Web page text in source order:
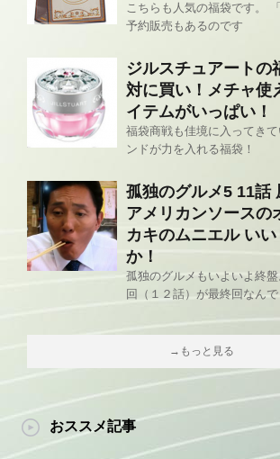
こちらも人気の福袋です。
予約販売もあるのです
ジルスチュアートの
対に買い！メチャ使
イテムがいっぱい！
福袋商戦も佳境に入ってき
ンドが力を入れる福袋！
孤独のグルメ5 11話
アメリカンソースの
カキのムニエル い
か！
孤独のグルメもいよいよ終
回（１２話）が最終回なんで
→もっと見る
おススメ記事